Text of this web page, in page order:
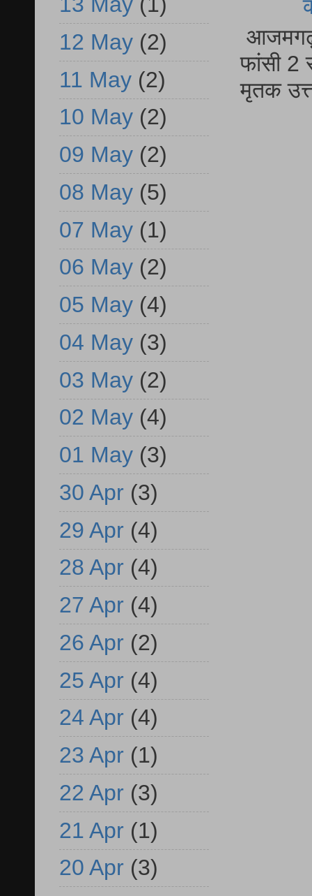
आजमगढ़
फांसी 2
मृतक
12 May (2)
11 May (2)
10 May (2)
09 May (2)
08 May (5)
07 May (1)
06 May (2)
05 May (4)
04 May (3)
03 May (2)
02 May (4)
01 May (3)
30 Apr (3)
29 Apr (4)
28 Apr (4)
27 Apr (4)
26 Apr (2)
25 Apr (4)
24 Apr (4)
23 Apr (1)
22 Apr (3)
21 Apr (1)
20 Apr (3)